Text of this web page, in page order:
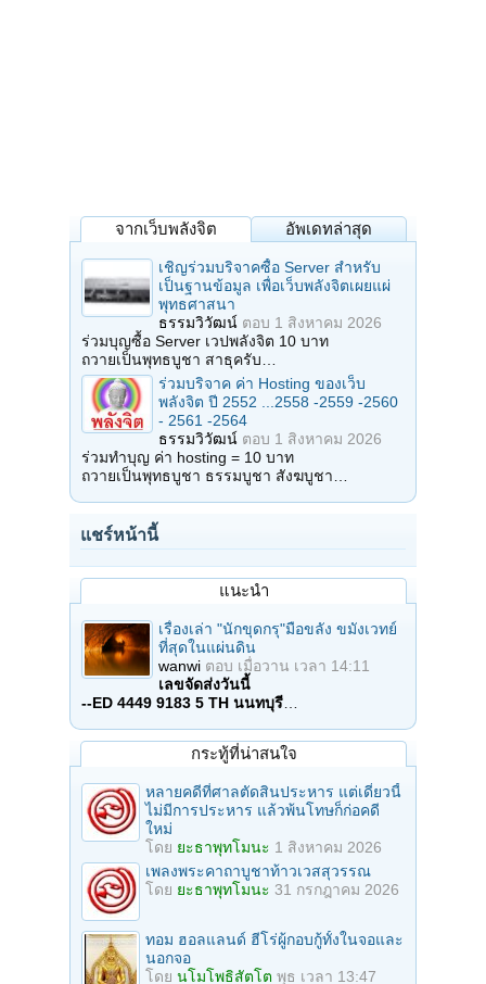
จากเว็บพลังจิต อัพเดทล่าสุด
เชิญร่วมบริจาคซื้อ Server สำหรับ
เป็นฐานข้อมูล เพื่อเว็บพลังจิตเผยแผ่
พุทธศาสนา
ธรรมวิวัฒน์ ตอบ 1 สิงหาคม 2026
ร่วมบุญซื้อ Server เวปพลังจิต 10 บาท
ถวายเป็นพุทธบูชา สาธุครับ…
ร่วมบริจาค ค่า Hosting ของเว็บ
พลังจิต ปี 2552 ...2558 -2559 -2560
- 2561 -2564
ธรรมวิวัฒน์ ตอบ 1 สิงหาคม 2026
ร่วมทำบุญ ค่า hosting = 10 บาท
ถวายเป็นพุทธบูชา ธรรมบูชา สังฆบูชา…
แชร์หน้านี้
แนะนำ
เรื่องเล่า "นักขุดกรุ"มือขลัง ขมังเวทย์
ที่สุดในแผ่นดิน
wanwi ตอบ เมื่อวาน เวลา 14:11
เลขจัดส่งวันนี้
--ED 4449 9183 5 TH นนทบุรี
กระทู้ที่น่าสนใจ
หลายคดีที่ศาลตัดสินประหาร แต่เดี๋ยวนี้
ไม่มีการประหาร แล้วพ้นโทษก็ก่อคดี
ใหม่
โดย ยะธาพุทโมนะ 1 สิงหาคม 2026
เพลงพระคาถาบูชาท้าวเวสสุวรรณ
โดย ยะธาพุทโมนะ 31 กรกฎาคม 2026
ทอม ฮอลแลนด์ ฮีโร่ผู้กอบกู้ทั้งในจอและ
นอกจอ
โดย นโมโพธิสัตโต พุธ เวลา 13:47